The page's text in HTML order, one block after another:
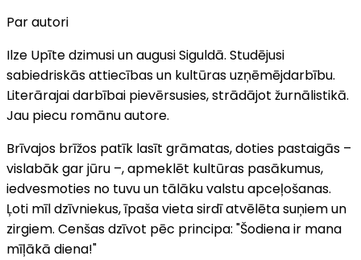
Par autori
Ilze Upīte dzimusi un augusi Siguldā. Studējusi
sabiedriskās attiecības un kultūras uzņēmējdarbību.
Literārajai darbībai pievērsusies, strādājot žurnālistikā.
Jau piecu romānu autore.
Brīvajos brīžos patīk lasīt grāmatas, doties pastaigās –
vislabāk gar jūru –, apmeklēt kultūras pasākumus,
iedvesmoties no tuvu un tālāku valstu apceļošanas.
Ļoti mīl dzīvniekus, īpaša vieta sirdī atvēlēta suņiem un
zirgiem. Cenšas dzīvot pēc principa: "Šodiena ir mana
mīļākā diena!"